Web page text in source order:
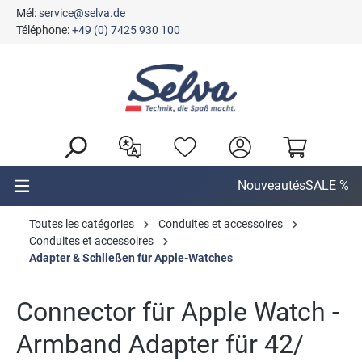
principal
Mél:service@selva.de
Téléphone:+49 (0) 7425 930 100
NouveautésSALE %
Toutes les catégories
Conduites et accessoires
Conduites et accessoires
Adapter & Schließen für Apple-Watches
Connector für Apple Watch -
Armband Adapter für 42/